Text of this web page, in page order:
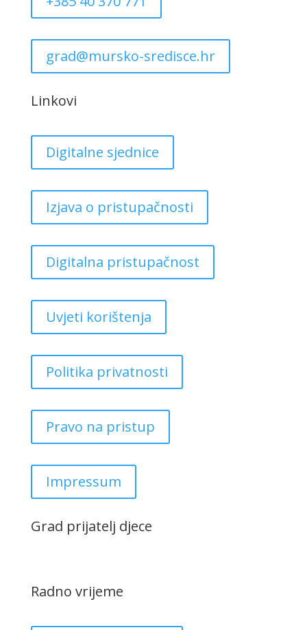
grad@mursko-sredisce.hr
Linkovi
Digitalne sjednice
Izjava o pristupačnosti
Digitalna pristupačnost
Uvjeti korištenja
Politika privatnosti
Pravo na pristup
Impressum
Grad prijatelj djece
Radno vrijeme